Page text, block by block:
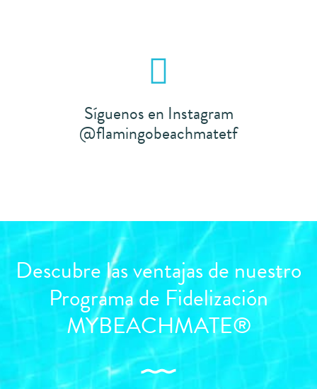
Síguenos en Instagram
@flamingobeachmatetf
Descubre las ventajas de nuestro
Programa de Fidelización
MYBEACHMATE®